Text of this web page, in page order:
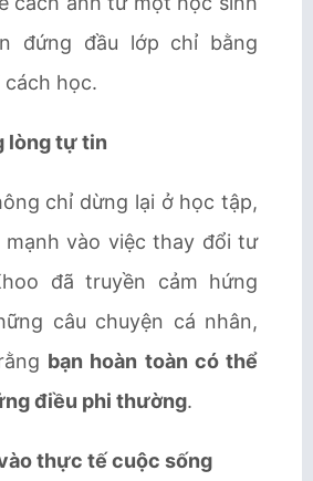
đứng đầu lớp chỉ bằng
học.
lòng tự tin
chỉ dừng lại ở học tập,
mạnh vào việc thay đổi tư
đã truyền cảm hứng
câu chuyện cá nhân,
bạn hoàn toàn có thể
điều phi thường.
thực tế cuộc sống